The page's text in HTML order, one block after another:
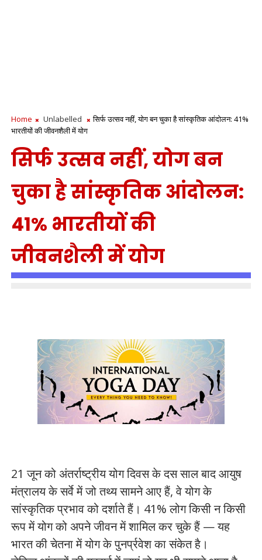
Home Unlabelled
सिर्फ उत्सव नहीं, योग बन चुका है सांस्कृतिक आंदोलन: 41%
भारतीयों की जीवनशैली में योग
सिर्फ उत्सव नहीं, योग बन
चुका है सांस्कृतिक आंदोलन:
41% भारतीयों की
जीवनशैली में योग
21 जून को अंतर्राष्ट्रीय योग दिवस के दस साल बाद आयुष
मंत्रालय के सर्वे में जो तथ्य सामने आए हैं, वे योग के
सांस्कृतिक प्रभाव को दर्शाते हैं। 41% लोग किसी न किसी
रूप में योग को अपने जीवन में शामिल कर चुके हैं — यह
भारत की चेतना में योग के पुनर्प्रवेश का संकेत है।